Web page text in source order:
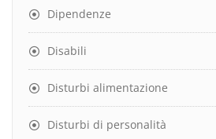
Dipendenze
Disabili
Disturbi alimentazione
Disturbi di personalità